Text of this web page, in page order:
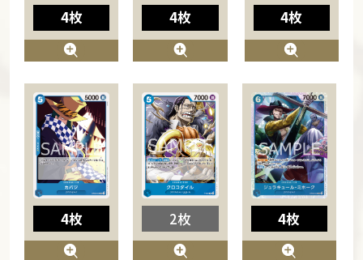
4枚 4枚 4枚
4枚 2枚 4枚